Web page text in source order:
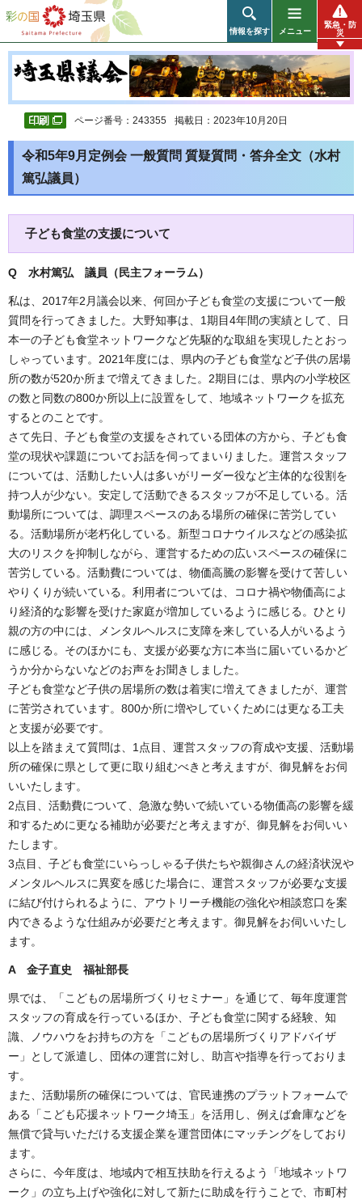
彩の国 埼玉県
情報を探す メニュー
緊急・防
災
ページ番号：243355 掲載日：2023年10月20日
令和5年9月定例会 一般質問 質疑質問・答弁全文（水村
篤弘議員）
子ども食堂の支援について
Q 水村篤弘 議員（民主フォーラム）
私は、2017年2月議会以来、何回か子ども食堂の支援について一般
質問を行ってきました。大野知事は、1期目4年間の実績として、日
本一の子ども食堂ネットワークなど先駆的な取組を実現したとおっ
しゃっています。2021年度には、県内の子ども食堂など子供の居場
所の数が520か所まで増えてきました。2期目には、県内の小学校区
の数と同数の800か所以上に設置をして、地域ネットワークを拡充
するとのことです。
さて先日、子ども食堂の支援をされている団体の方から、子ども食
堂の現状や課題についてお話を伺ってまいりました。運営スタッフ
については、活動したい人は多いがリーダー役など主体的な役割を
持つ人が少ない。安定して活動できるスタッフが不足している。活
動場所については、調理スペースのある場所の確保に苦労してい
る。活動場所が老朽化している。新型コロナウイルスなどの感染拡
大のリスクを抑制しながら、運営するための広いスペースの確保に
苦労している。活動費については、物価高騰の影響を受けて苦しい
やりくりが続いている。利用者については、コロナ禍や物価高によ
り経済的な影響を受けた家庭が増加しているように感じる。ひとり
親の方の中には、メンタルヘルスに支障を来している人がいるよう
に感じる。そのほかにも、支援が必要な方に本当に届いているかど
うか分からないなどのお声をお聞きしました。
子ども食堂など子供の居場所の数は着実に増えてきましたが、運営
に苦労されています。800か所に増やしていくためには更なる工夫
と支援が必要です。
以上を踏まえて質問は、1点目、運営スタッフの育成や支援、活動場
所の確保に県として更に取り組むべきと考えますが、御見解をお伺
いいたします。
2点目、活動費について、急激な勢いで続いている物価高の影響を緩
和するために更なる補助が必要だと考えますが、御見解をお伺いい
たします。
3点目、子ども食堂にいらっしゃる子供たちや親御さんの経済状況や
メンタルヘルスに異変を感じた場合に、運営スタッフが必要な支援
に結び付けられるように、アウトリーチ機能の強化や相談窓口を案
内できるような仕組みが必要だと考えます。御見解をお伺いいたし
ます。
A 金子直史 福祉部長
県では、「こどもの居場所づくりセミナー」を通じて、毎年度運営
スタッフの育成を行っているほか、子ども食堂に関する経験、知
識、ノウハウをお持ちの方を「こどもの居場所づくりアドバイザ
ー」として派遣し、団体の運営に対し、助言や指導を行っておりま
す。
また、活動場所の確保については、官民連携のプラットフォームで
ある「こども応援ネットワーク埼玉」を活用し、例えば倉庫などを
無償で貸与いただける支援企業を運営団体にマッチングをしており
ます。
さらに、今年度は、地域内で相互扶助を行えるよう「地域ネットワ
ーク」の立ち上げや強化に対して新たに助成を行うことで、市町村